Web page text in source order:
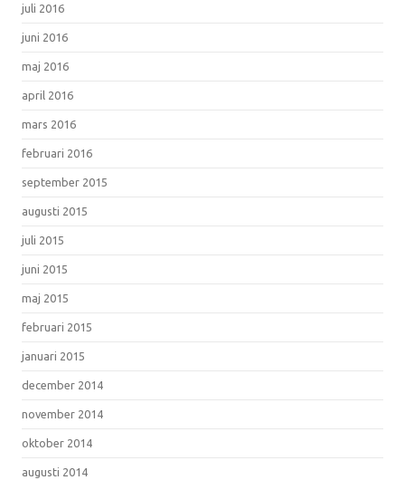
juli 2016
juni 2016
maj 2016
april 2016
mars 2016
februari 2016
september 2015
augusti 2015
juli 2015
juni 2015
maj 2015
februari 2015
januari 2015
december 2014
november 2014
oktober 2014
augusti 2014